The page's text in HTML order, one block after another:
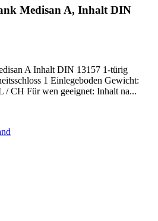
Medisan A, Inhalt DIN
A Inhalt DIN 13157 1-türig
1 Einlegeboden Gewicht:
/ CH Für wen geeignet: Inhalt na...